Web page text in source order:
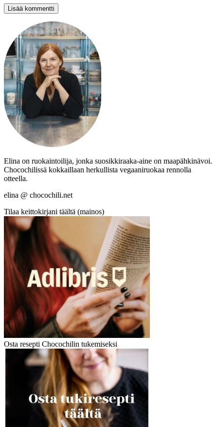
Elina on ruokaintoilija, jonka suosikkiraaka-aine on maapähkinävoi.
Chocochilissä kokkaillaan herkullista vegaaniruokaa rennolla
otteella.
elina @ chocochili.net
Tilaa keittokirjani täältä (mainos)
Osta resepti Chocochilin tukemiseksi